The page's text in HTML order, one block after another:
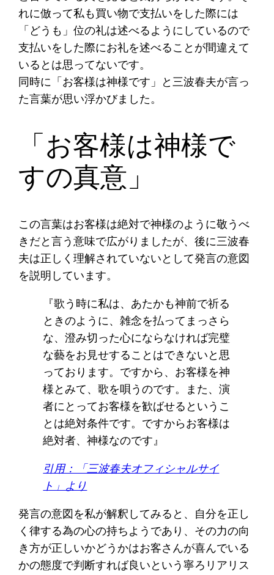
れに倣って私も買い物で支払いをした際には
「どうも」位の礼は述べるようにしているので
支払いをした際にお礼を述べることが間違えて
いるとは思ってないです。
同時に「お客様は神様です」と三波春夫が言っ
た言葉が思い浮かびました。
「お客様は神様で
すの真意」
この言葉はお客様は絶対で神様のように敬うべ
きだと言う意味で広がりましたが、後に三波春
夫は正しく理解されていないとして発言の意図
を説明しています。
『歌う時に私は、あたかも神前で祈る
ときのように、雑念を払ってまっさら
な、澄み切った心にならなければ完璧
な藝をお見せすることはできないと思
っております。ですから、お客様を神
様とみて、歌を唄うのです。また、演
者にとってお客様を歓ばせるというこ
とは絶対条件です。ですからお客様は
絶対者、神様なのです』
引用：「三波春夫オフィシャルサイ
ト」より
発言の意図を私が解釈してみると、自分を正し
く律する為の心の持ちようであり、その力の向
き方が正しいかどうかはお客さんが喜んでいる
かの態度で判断すれば良いという寧ろリアリス